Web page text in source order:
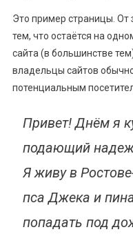
Это пример страницы. От
тем, что остаётся на
сайта (в большинстве
владельцы сайтов
потенциальным
Привет! Днём я
подающий
Я живу в
пса Джека и
попадать под